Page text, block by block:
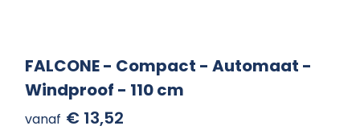
FALCONE - Compact - Automaat -
Windproof - 110 cm
vanaf € 13,52